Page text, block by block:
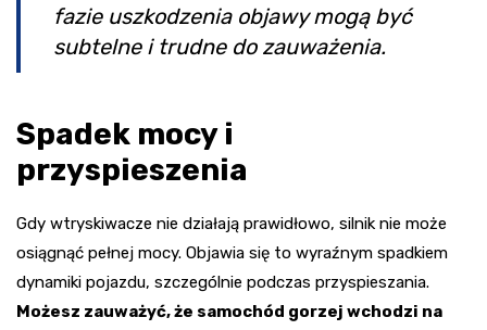
fazie uszkodzenia objawy mogą być
subtelne i trudne do zauważenia.
Spadek mocy i
przyspieszenia
Gdy wtryskiwacze nie działają prawidłowo, silnik nie może
osiągnąć pełnej mocy. Objawia się to wyraźnym spadkiem
dynamiki pojazdu, szczególnie podczas przyspieszania.
Możesz zauważyć, że samochód gorzej wchodzi na